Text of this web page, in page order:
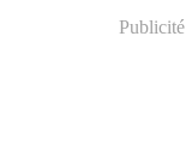
Publicité